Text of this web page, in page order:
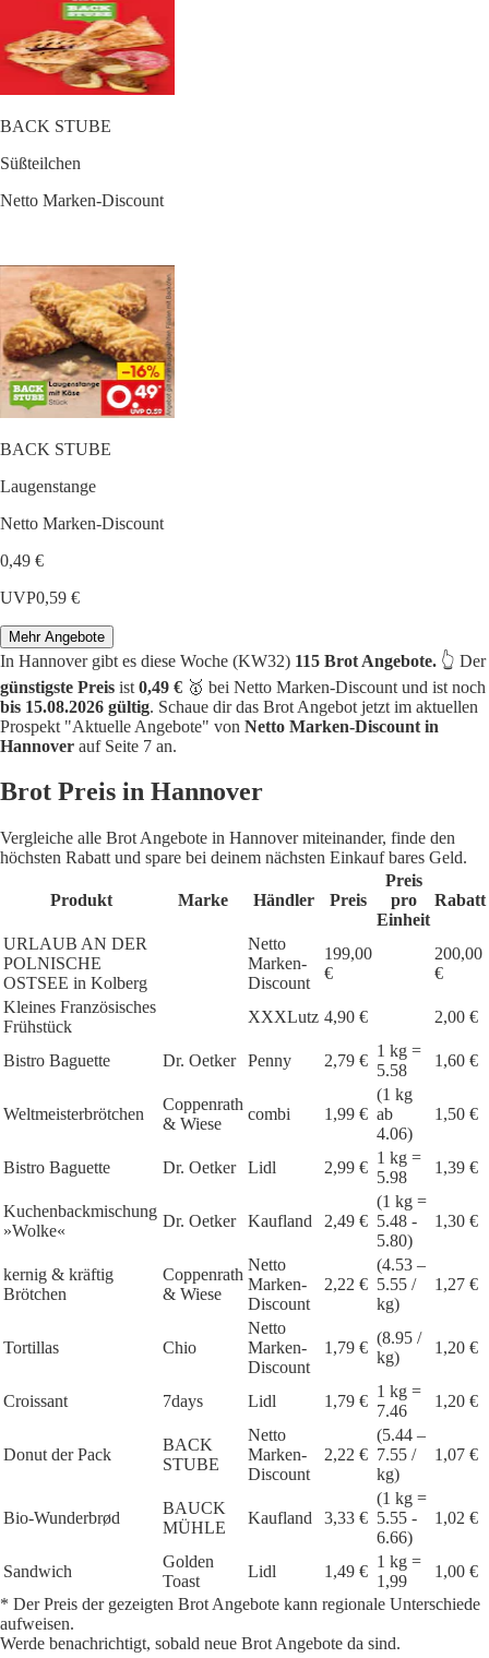
BACK STUBE
Süßteilchen
Netto Marken-Discount
BACK STUBE
Laugenstange
Netto Marken-Discount
0,49 €
UVP0,59 €
Mehr Angebote
In Hannover gibt es diese Woche (KW32) 115 Brot Angebote. 👆 Der
günstigste Preis ist 0,49 € 🥇 bei Netto Marken-Discount und ist noch
bis 15.08.2026 gültig. Schaue dir das Brot Angebot jetzt im aktuellen
Prospekt "Aktuelle Angebote" von Netto Marken-Discount in
Hannover auf Seite 7 an.
Brot Preis in Hannover
Vergleiche alle Brot Angebote in Hannover miteinander, finde den
höchsten Rabatt und spare bei deinem nächsten Einkauf bares Geld.
Produkt Marke Händler Preis
Preis
pro
Einheit
Rabatt
URLAUB AN DER
POLNISCHE
OSTSEE in Kolberg
Netto
Marken-
Discount
199,00
€
200,00
€
Kleines Französisches
Frühstück
XXXLutz 4,90 € 2,00 €
Bistro Baguette Dr. Oetker Penny 2,79 €
1 kg =
5.58
1,60 €
Weltmeisterbrötchen
Coppenrath
& Wiese
combi 1,99 €
(1 kg
ab
4.06)
1,50 €
Bistro Baguette Dr. Oetker Lidl 2,99 €
1 kg =
5.98
1,39 €
Kuchenbackmischung
»Wolke«
Dr. Oetker Kaufland 2,49 €
(1 kg =
5.48 -
5.80)
1,30 €
kernig & kräftig
Brötchen
Coppenrath
& Wiese
Netto
Marken-
Discount
2,22 €
(4.53 –
5.55 /
kg)
1,27 €
Tortillas Chio
Netto
Marken-
Discount
1,79 €
(8.95 /
kg)
1,20 €
Croissant 7days Lidl 1,79 €
1 kg =
7.46
1,20 €
Donut der Pack
BACK
STUBE
Netto
Marken-
Discount
2,22 €
(5.44 –
7.55 /
kg)
1,07 €
Bio-Wunderbrød
BAUCK
MÜHLE
Kaufland 3,33 €
(1 kg =
5.55 -
6.66)
1,02 €
Sandwich
Golden
Toast
Lidl 1,49 €
1 kg =
1,99
1,00 €
* Der Preis der gezeigten Brot Angebote kann regionale Unterschiede
aufweisen.
Werde benachrichtigt, sobald neue Brot Angebote da sind.